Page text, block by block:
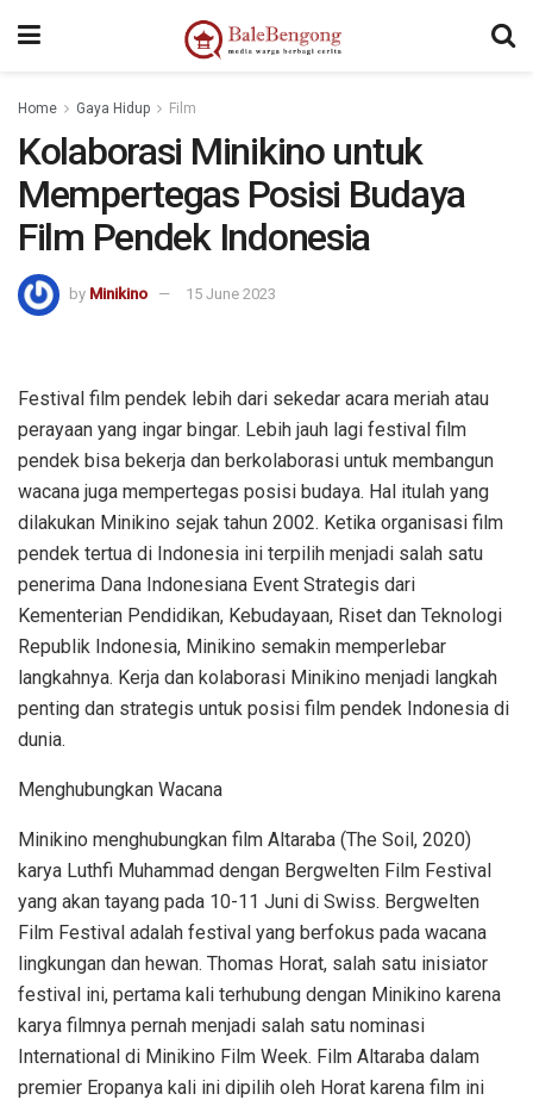
Home Gaya Hidup Film
Kolaborasi Minikino untuk
Mempertegas Posisi Budaya
Film Pendek Indonesia
by Minikino 15 June 2023
Festival film pendek lebih dari sekedar acara meriah atau
perayaan yang ingar bingar. Lebih jauh lagi festival film
pendek bisa bekerja dan berkolaborasi untuk membangun
wacana juga mempertegas posisi budaya. Hal itulah yang
dilakukan Minikino sejak tahun 2002. Ketika organisasi film
pendek tertua di Indonesia ini terpilih menjadi salah satu
penerima Dana Indonesiana Event Strategis dari
Kementerian Pendidikan, Kebudayaan, Riset dan Teknologi
Republik Indonesia, Minikino semakin memperlebar
langkahnya. Kerja dan kolaborasi Minikino menjadi langkah
penting dan strategis untuk posisi film pendek Indonesia di
dunia.
Menghubungkan Wacana
Minikino menghubungkan film Altaraba (The Soil, 2020)
karya Luthfi Muhammad dengan Bergwelten Film Festival
yang akan tayang pada 10-11 Juni di Swiss. Bergwelten
Film Festival adalah festival yang berfokus pada wacana
lingkungan dan hewan. Thomas Horat, salah satu inisiator
festival ini, pertama kali terhubung dengan Minikino karena
karya filmnya pernah menjadi salah satu nominasi
International di Minikino Film Week. Film Altaraba dalam
premier Eropanya kali ini dipilih oleh Horat karena film ini